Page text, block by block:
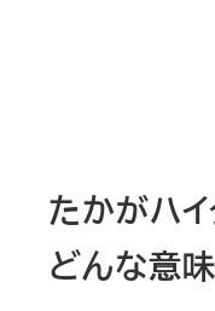
たかがハ
どんな意